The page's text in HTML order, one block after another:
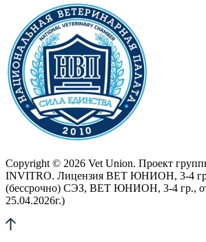
Copyright © 2026 Vet Union. Проект
INVITRO. Лицензия ВЕТ ЮНИОН, 3-4 гр.
(бессрочно) СЭЗ, ВЕТ ЮНИОН, 3-4 гр., от
25.04.2026г.)